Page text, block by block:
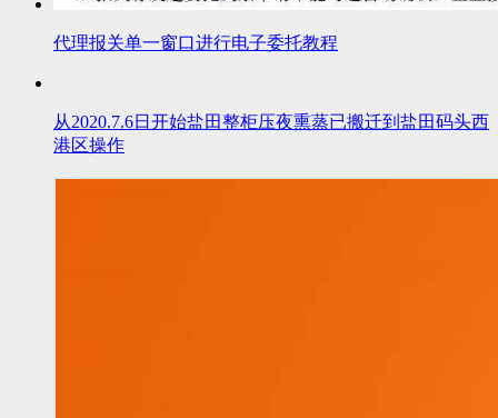
代理报关单一窗口进行电子委托教程
从2020.7.6日开始盐田整柜压夜熏蒸已搬迁到盐田码头西
港区操作